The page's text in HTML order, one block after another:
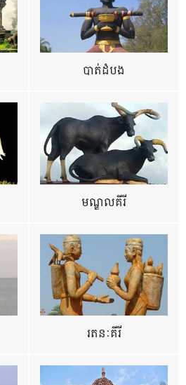
បាត់ដំបង
មណ្ឌលគីរី
រតនៈគីរី